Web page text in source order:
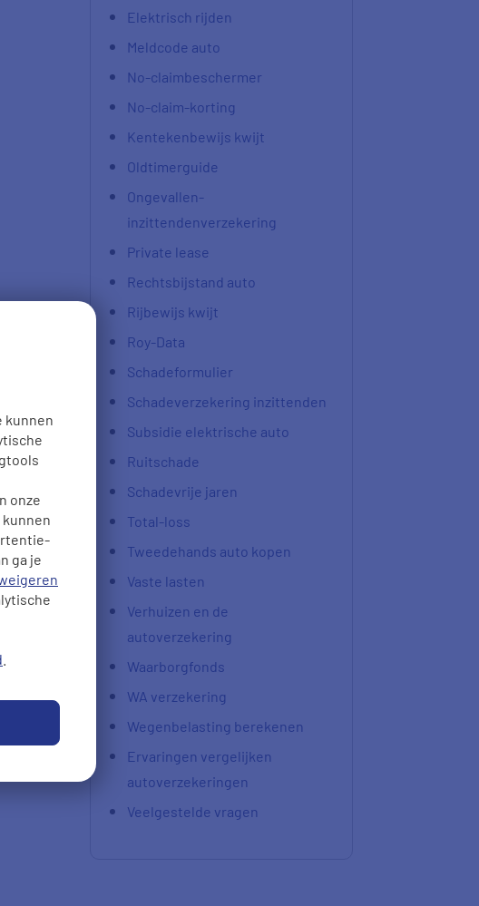
kunnen
onze
ga je
Elektrisch rijden
Meldcode auto
No-claimbeschermer
No-claim-korting
Kentekenbewijs kwijt
Oldtimerguide
Ongevallen-
inzittendenverzekering
Private lease
Rechtsbijstand auto
Rijbewijs kwijt
Roy-Data
Schadeformulier
Schadeverzekering inzittenden
Subsidie elektrische auto
Ruitschade
Schadevrije jaren
Total-loss
Tweedehands auto kopen
Vaste lasten
Verhuizen en de
autoverzekering
Waarborgfonds
WA verzekering
Wegenbelasting berekenen
Ervaringen vergelijken
autoverzekeringen
Veelgestelde vragen